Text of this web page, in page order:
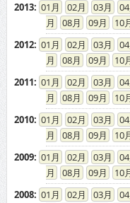
2013: 01 02 03 04
08
09 10
2012: 01 02 03 04
08
09 10
2011: 01 02 03 04
08
09 10
2010: 01 02 03 04
08
09 10
2009: 01 02 03 04
08
09 10
2008: 01 02 03 04